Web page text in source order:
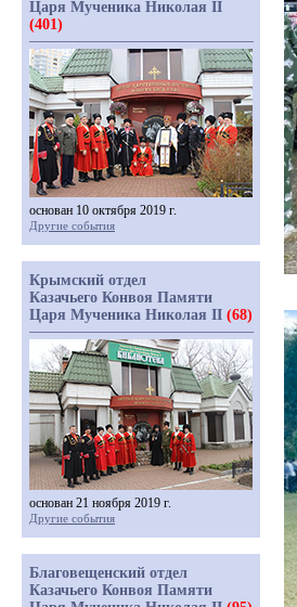
Царя Мученика Николая II
(401)
основан 10 октября 2019 г.
Другие события
Крымский отдел
Казачьего Конвоя Памяти
Царя Мученика Николая II (68)
основан 21 ноября 2019 г.
Другие события
Благовещенский отдел
Казачьего Конвоя Памяти